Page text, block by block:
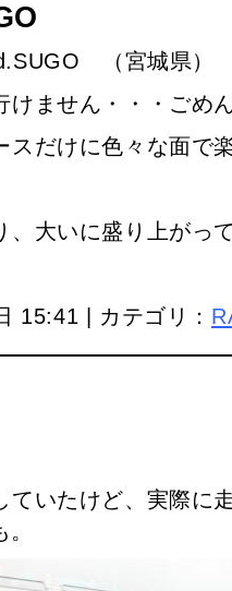
（宮城県）
けません・・・ご
スだけに色々な面で
、大いに盛り上がっ
15:41 | カテゴリ：
ていたけど、実際に